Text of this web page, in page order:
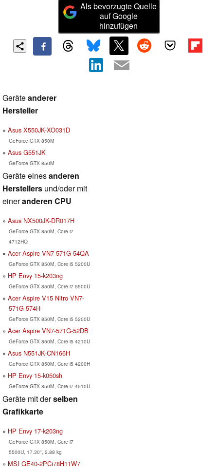
Als bevorzugte Quelle
auf Google
hinzufügen
Geräteanderer
Hersteller
Asus X550JK-XO031D
GeForce GTX 850M
Asus G551JK
GeForce GTX 850M
Geräte einesanderen
Herstellers und/oder mit
eineranderen CPU
Asus NX500JK-DR017H
GeForce GTX 850M, Core i7
4712HQ
Acer Aspire VN7-571G-54QA
GeForce GTX 850M, Core i5 5200U
HP Envy 15-k203ng
GeForce GTX 850M, Core i7 5500U
Acer Aspire V15 Nitro VN7-
571G-574H
GeForce GTX 850M, Core i5 5200U
Acer Aspire VN7-571G-52DB
GeForce GTX 850M, Core i5 4210U
Asus N551JK-CN166H
GeForce GTX 850M, Core i5 4200H
HP Envy 15-k050sh
GeForce GTX 850M, Core i7 4510U
Geräte mit derselben
Grafikkarte
HP Envy 17-k203ng
GeForce GTX 850M, Core i7
5500U, 17.30", 2.88 kg
MSI GE40-2PCi78H11W7